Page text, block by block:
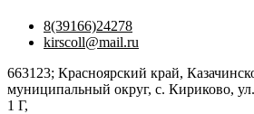
8(39166)24278
kirscoll@mail.ru
663123; Красноярский край,
муниципальный округ, с. Кириково,
1 Г,